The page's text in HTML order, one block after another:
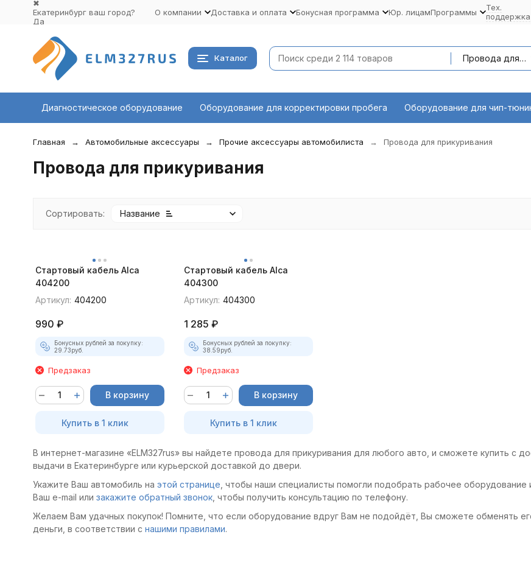
✖
Екатеринбург ваш город?
Да
О компании Доставка и оплата Бонусная программа Юр. лицамПрограммы
Тех.
поддержка
Каталог Провода для прикуривания
Диагностическое оборудование Оборудование для корректировки пробега Оборудование для чип-
Главная Автомобильные аксессуары Прочие аксессуары автомобилиста Провода для прикуривания
Провода для прикуривания
Сортировать: Название
покупателей
Стартовый кабель Alca
404200
Артикул: 404200
990 ₽
Бонусных рублей за покупку:
29.73руб.
Предзаказ
В корзину
Купить в 1 клик
Стартовый кабель Alca
404300
Артикул: 404300
1 285 ₽
Бонусных рублей за покупку:
38.59руб.
Предзаказ
В корзину
Купить в 1 клик
В интернет-магазине «ELM327rus» вы найдете провода для прикуривания для любого авто, и сможете купить с
выдачи в Екатеринбурге или курьерской доставкой до двери.
Укажите Ваш автомобиль на этой странице , чтобы наши специалисты помогли подобрать рабочее оборудование
Ваш e-mail или закажите обратный звонок, чтобы получить консультацию по телефону.
Желаем Вам удачных покупок! Помните, что если оборудование вдруг Вам не подойдёт, Вы сможете обменять
деньги, в соответствии с нашими правилами.